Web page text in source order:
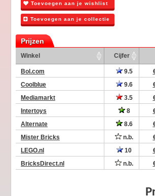
Toevoegen aan je wishlist
Toevoegen aan je collectie
Prijzen
Winkel Cijfer
Bol.com 9.5
Coolblue
9.6
Mediamarkt
3.5
Intertoys
8
Alternate
8.6
Mister Bricks
n.b.
LEGO.nl
10
BricksDirect.nl
n.b.